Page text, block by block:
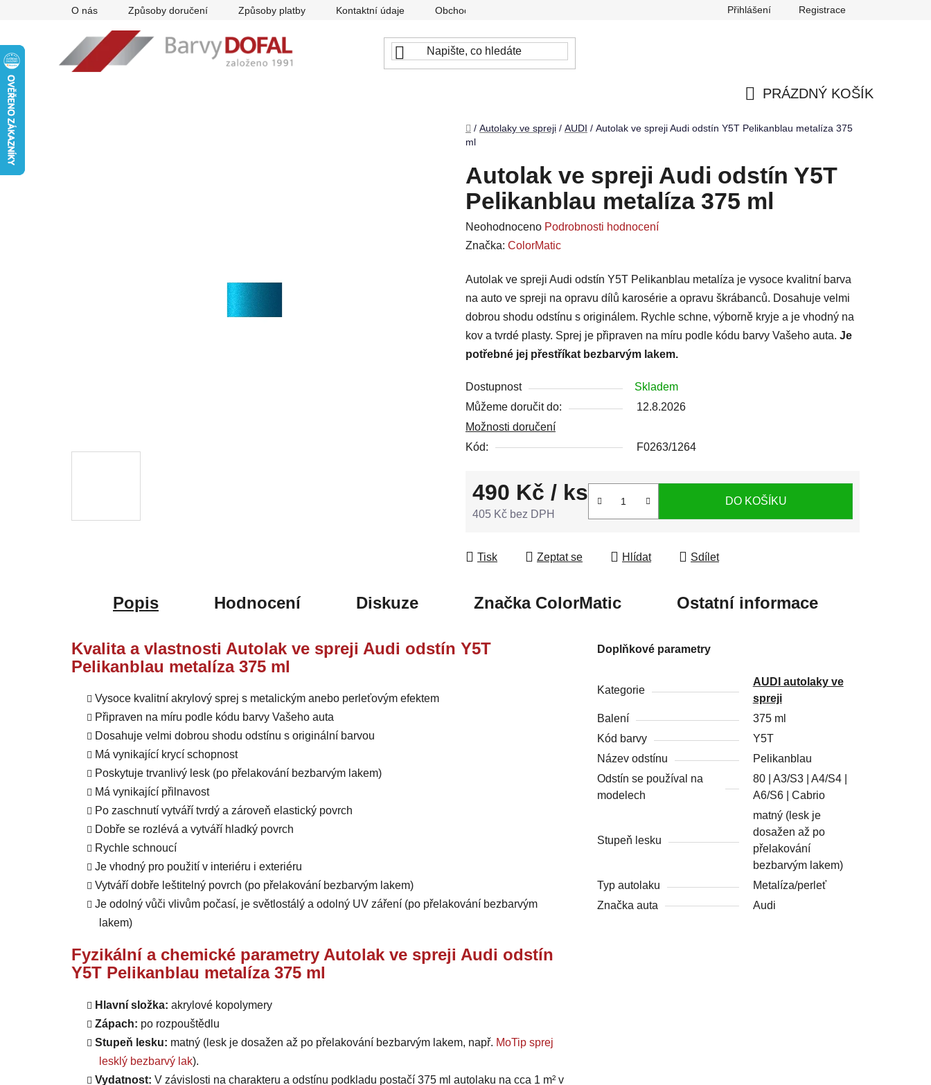
O nás Způsoby doručení Způsoby platby Kontaktní údaje Obchodní podmínky Reklamace Odstoupení od smlouvy
Přihlášení Registrace
PRÁZDNÝ KOŠÍK
Domů
/ Autolaky ve spreji / AUDI / Autolak ve spreji Audi odstín Y5T Pelikanblau metalíza 375
ml
Autolak ve spreji Audi odstín Y5T
Pelikanblau metalíza 375 ml
Průměrné
hodnocení
je
0,0
z
5
hvězdiček.
Neohodnoceno Podrobnosti hodnocení
Značka: ColorMatic
Autolak ve spreji Audi odstín Y5T Pelikanblau metalíza je vysoce kvalitní barva
na auto ve spreji na opravu dílů karosérie a opravu škrábanců. Dosahuje velmi
dobrou shodu odstínu s originálem. Rychle schne, výborně kryje a je vhodný na
kov a tvrdé plasty. Sprej je připraven na míru podle kódu barvy Vašeho auta. Je
potřebné jej přestříkat bezbarvým lakem.
Dostupnost
Skladem
Můžeme doručit do:
12.8.2026
Možnosti doručení
Kód:
F0263/1264
490 Kč / ks
405 Kč bez DPH
DO KOŠÍKU
Tisk Zeptat se Hlídat Sdílet
Popis Hodnocení Diskuze ZnačkaColorMatic Ostatní informace
Kvalita a vlastnosti Autolak ve spreji Audi odstín Y5T
Pelikanblau metalíza 375 ml
Vysoce kvalitní akrylový sprej s metalickým anebo perleťovým efektem
Připraven na míru podle kódu barvy Vašeho auta
Dosahuje velmi dobrou shodu odstínu s originální barvou
Má vynikající krycí schopnost
Poskytuje trvanlivý lesk (po přelakování bezbarvým lakem)
Má vynikající přilnavost
Po zaschnutí vytváří tvrdý a zároveň elastický povrch
Dobře se rozlévá a vytváří hladký povrch
Rychle schnoucí
Je vhodný pro použití v interiéru i exteriéru
Vytváří dobře leštitelný povrch (po přelakování bezbarvým lakem)
Je odolný vůči vlivům počasí, je světlostálý a odolný UV záření (po přelakování bezbarvým
lakem)
Fyzikální a chemické parametry Autolak ve spreji Audi odstín
Y5T Pelikanblau metalíza 375 ml
Hlavní složka: akrylové kopolymery
Zápach: po rozpouštědlu
Stupeň lesku: matný (lesk je dosažen až po přelakování bezbarvým lakem, např. MoTip sprej
lesklý bezbarvý lak).
Vydatnost: V závislosti na charakteru a odstínu podkladu postačí 375 ml autolaku na cca 1 m² v
Doplňkové parametry
Kategorie
AUDI autolaky ve
spreji
Balení
375 ml
Kód barvy
Y5T
Název odstínu
Pelikanblau
Odstín se používal na
modelech
80 | A3/S3 | A4/S4 |
A6/S6 | Cabrio
Stupeň lesku
matný (lesk je
dosažen až po
přelakování
bezbarvým lakem)
Typ autolaku
Metalíza/perleť
Značka auta
Audi